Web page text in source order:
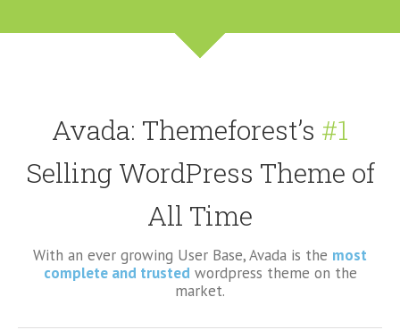
Avada: Themeforest’s #1
Selling WordPress Theme of
All Time
With an ever growing User Base, Avada is the most
complete and trusted wordpress theme on the
market.